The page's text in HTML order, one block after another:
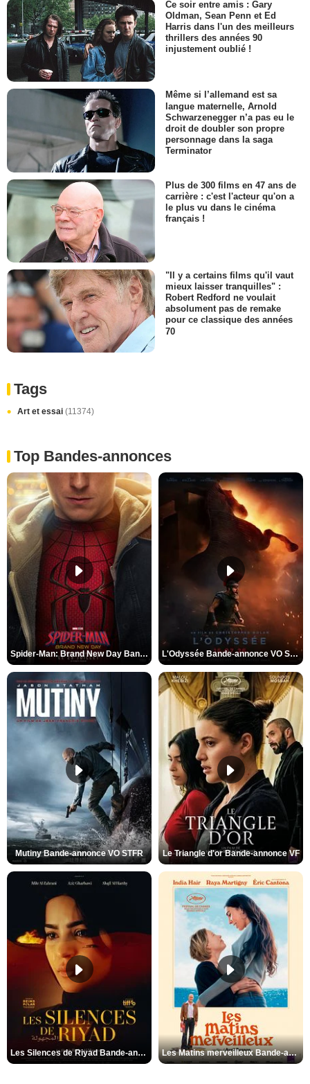
Ce soir entre amis : Gary
Oldman, Sean Penn et Ed
Harris dans l'un des meilleurs
thrillers des années 90
injustement oublié !
Même si l’allemand est sa
langue maternelle, Arnold
Schwarzenegger n’a pas eu le
droit de doubler son propre
personnage dans la saga
Terminator
Plus de 300 films en 47 ans de
carrière : c'est l'acteur qu'on a
le plus vu dans le cinéma
français !
"Il y a certains films qu'il vaut
mieux laisser tranquilles" :
Robert Redford ne voulait
absolument pas de remake
pour ce classique des années
70
Tags
Art et essai (11374)
Top Bandes-annonces
Spider-Man: Brand New Day Bande-annonce VO STFR L'Odyssée Bande-annonce VO STFR
Mutiny Bande-annonce VO STFR Le Triangle d'or Bande-annonce VF
Les Silences de Riyad Bande-annonce VO STFR Les Matins merveilleux Bande-annonce VF